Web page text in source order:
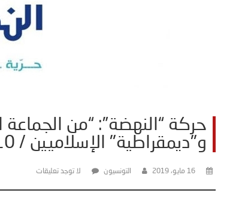
حركة “النهضة”: “من الجماعة
و"ديمقراطية" الإسلاميين / 10 من 30/
16 مايو، 2019 التونسيون لا توجد تعليقات